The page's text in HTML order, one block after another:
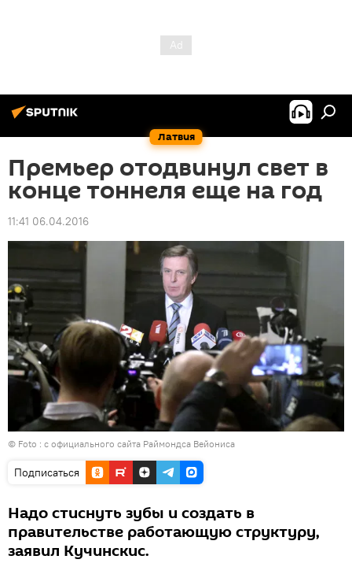
Латвия
Премьер отодвинул свет в
конце тоннеля еще на год
11:41 06.04.2016
© Foto : с официального сайта Раймондса Вейониса
Подписаться
Надо стиснуть зубы и создать в
правительстве работающую структуру,
заявил Кучинскис.